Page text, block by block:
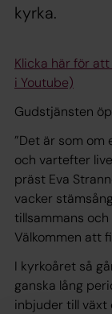
kyrka.
Klicka här för
i Youtube)
Gudstjänsten
”Det är som
och vartefter
präst Eva
vacker
tillsammans
Välkommen att
I kyrkoåret så
ganska lång
inbjuder till växt